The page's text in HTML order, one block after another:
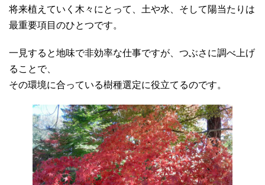
将来植えていく木々にとって、土や水、そして陽当たりは
最重要項目のひとつです。
一見すると地味で非効率な仕事ですが、つぶさに調べ上げ
ることで、
その環境に合っている樹種選定に役立てるのです。